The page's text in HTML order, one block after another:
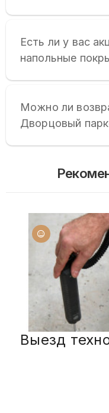
Есть ли у вас
напольные
Можно ли
Дворцовый
Выезд